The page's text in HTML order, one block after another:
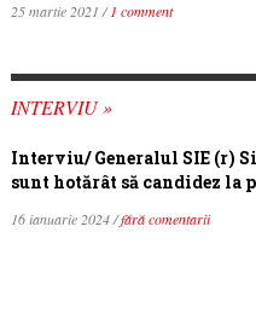
25 martie 2021 /1 comment
INTERVIU »
Interviu/ Generalul SIE (r)
sunt hotărât să candidez la
16 ianuarie 2024 /fără comentarii